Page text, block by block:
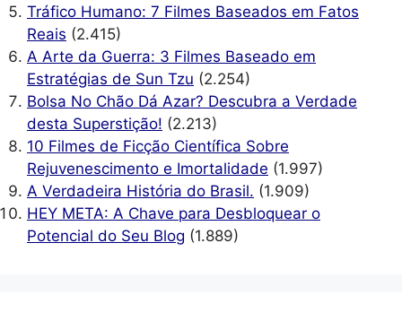
Tráfico Humano: 7 Filmes Baseados em Fatos
Reais (2.415)
A Arte da Guerra: 3 Filmes Baseado em
Estratégias de Sun Tzu (2.254)
Bolsa No Chão Dá Azar? Descubra a Verdade
desta Superstição! (2.213)
10 Filmes de Ficção Científica Sobre
Rejuvenescimento e Imortalidade (1.997)
A Verdadeira História do Brasil. (1.909)
HEY META: A Chave para Desbloquear o
Potencial do Seu Blog (1.889)